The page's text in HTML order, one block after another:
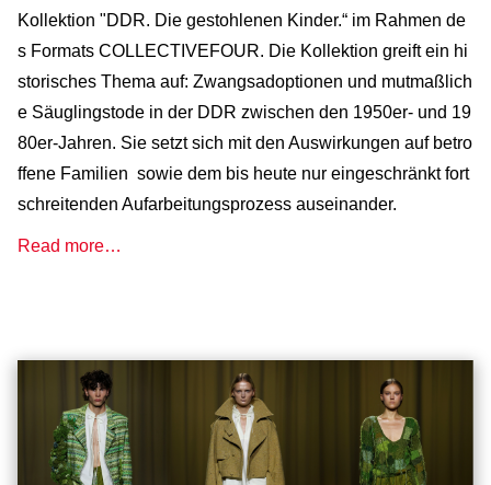
Kollektion "DDR. Die gestohlenen Kinder.“ im Rahmen de
s Formats COLLECTIVEFOUR. Die Kollektion greift ein hi
storisches Thema auf: Zwangsadoptionen und mutmaßlich
e Säuglingstode in der DDR zwischen den 1950er- und 19
80er-Jahren. Sie setzt sich mit den Auswirkungen auf betro
ffene Familien sowie dem bis heute nur eingeschränkt fort
schreitenden Aufarbeitungsprozess auseinander.
Read more…